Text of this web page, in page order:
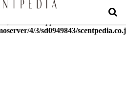
of size 18 not supported by this
4/3/sd0949843/